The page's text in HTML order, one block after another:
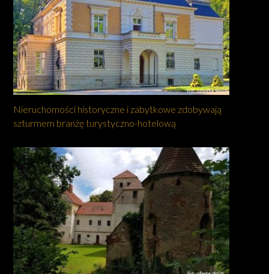
Nieruchomości historyczne i zabytkowe zdobywają
szturmem branżę turystyczno-hotelową